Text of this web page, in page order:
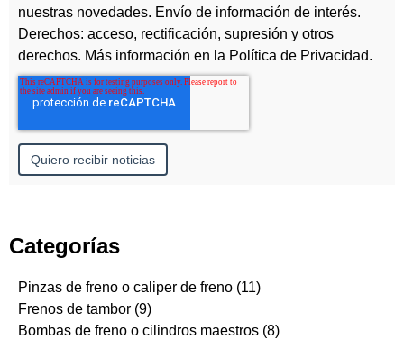
nuestras novedades. Envío de información de interés.
Derechos: acceso, rectificación, supresión y otros
derechos. Más información en la Política de Privacidad.
Categorías
Pinzas de freno o caliper de freno (11)
Frenos de tambor (9)
Bombas de freno o cilindros maestros (8)